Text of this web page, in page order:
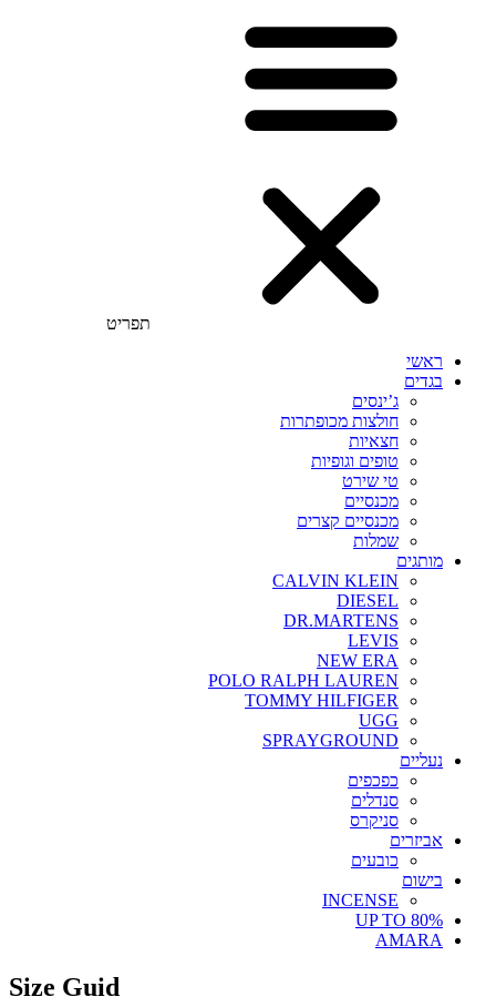
תפריט
ראשי
בגדים
ג’ינסים
חולצות מכופתרות
חצאיות
טופים וגופיות
טי שירט
מכנסיים
מכנסיים קצרים
שמלות
מותגים
CALVIN KLEIN
DIESEL
DR.MARTENS
LEVIS
NEW ERA
POLO RALPH LAUREN
TOMMY HILFIGER
UGG
SPRAYGROUND
נעליים
כפכפים
סנדלים
סניקרס
אביזרים
כובעים
בישום
INCENSE
UP TO 80%
AMARA
Size Guid